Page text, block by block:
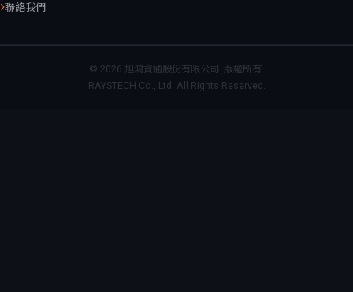
聯絡我們
© 2026 旭鴻資通股份有限公司. 版權所有.
RAYSTECH Co., Ltd. All Rights Reserved.